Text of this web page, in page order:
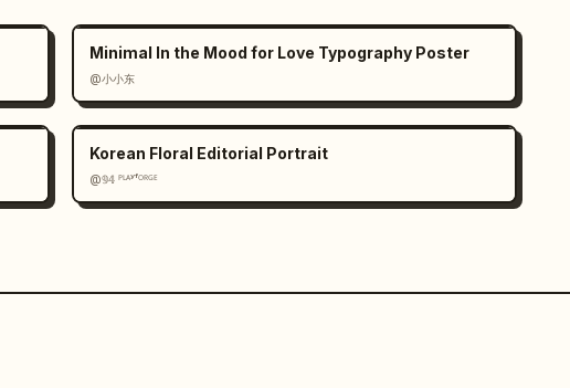
Minimal In the Mood for Love Typography Poster
@小小东
Korean Floral Editorial Portrait
@𝟡𝟜 ᴾᴸᴬʸᶠᴼᴿᴳᴱ